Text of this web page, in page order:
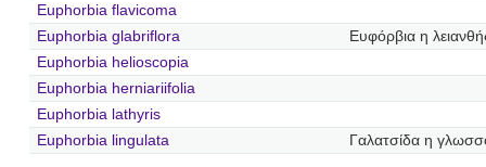
Euphorbia flavicoma
Euphorbia glabriflora
Ευφόρβια η
Euphorbia helioscopia
Euphorbia herniariifolia
Euphorbia lathyris
Euphorbia lingulata
Γαλατσίδα η